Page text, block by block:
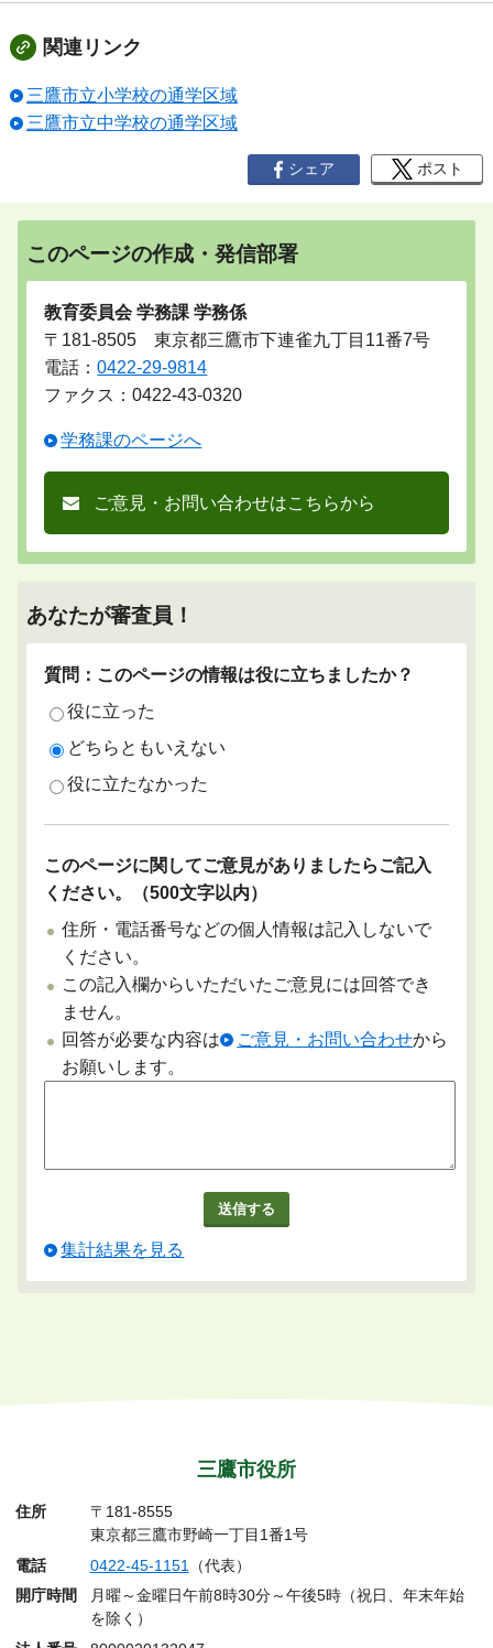
関連リンク
三鷹市立小学校の通学区域
三鷹市立中学校の通学区域
シェア ポスト
このページの作成・発信部署
教育委員会 学務課 学務係
〒181-8505 東京都三鷹市下連雀九丁目11番7号
電話：0422-29-9814
ファクス：0422-43-0320
学務課のページへ
ご意見・お問い合わせはこちらから
あなたが審査員！
質問：このページの情報は役に立ちましたか？
役に立った
どちらともいえない
役に立たなかった
このページに関してご意見がありましたらご記入
ください。（500文字以内）
住所・電話番号などの個人情報は記入しないで
ください。
この記入欄からいただいたご意見には回答でき
ません。
回答が必要な内容は
ご意見・お問い合わせから
お願いします。
集計結果を見る
三鷹市役所
住所
〒181-8555
東京都三鷹市野崎一丁目1番1号
電話
0422-45-1151
（代表）
開庁時間
月曜～金曜日午前8時30分～午後5時（祝日、年末年始
を除く）